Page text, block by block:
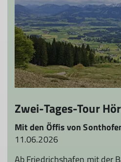
Zwei-Tages-Tour
Mit den Öffis von
11.06.2026
Ab Friedrichshafen mit der